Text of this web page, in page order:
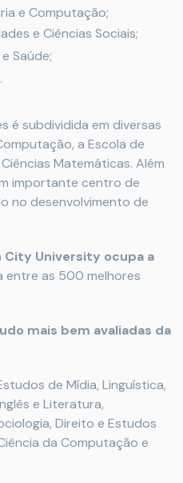
e Computação;
e Ciências Sociais;
Saúde;
é subdividida em diversas
a Escola de
Matemáticas. Além
importante centro de
no desenvolvimento de
City University ocupa a
entre as 500 melhores
mais bem avaliadas da
de Mídia, Linguística,
e Literatura,
Direito e Estudos
da Computação e